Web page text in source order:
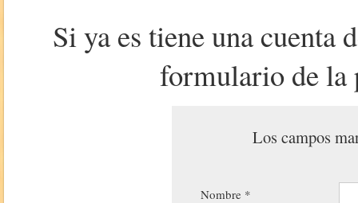
Si ya es tiene una cuenta
formulario de la
Los campos
Nombre *